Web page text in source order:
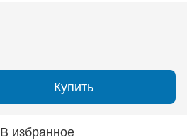
Купить
В избранное